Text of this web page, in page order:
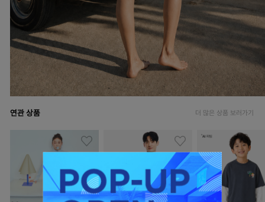
연관 상품 더 많은 상품 보러가기